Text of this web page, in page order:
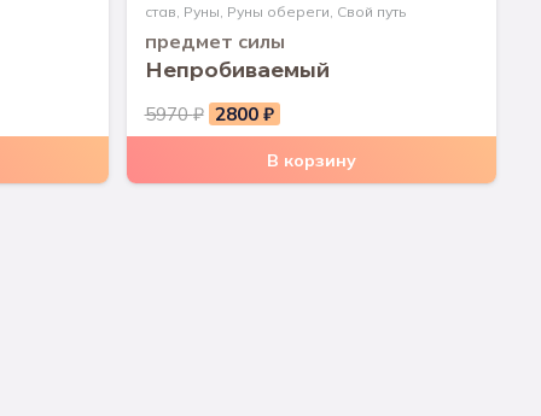
став Руны Руны обереги Свой путь
предмет силы
Непробиваемый
5970₽ Первоначальная
цена
составляла
5970 ₽.
2800 ₽ Текущая
цена:
2800 ₽.
В корзину